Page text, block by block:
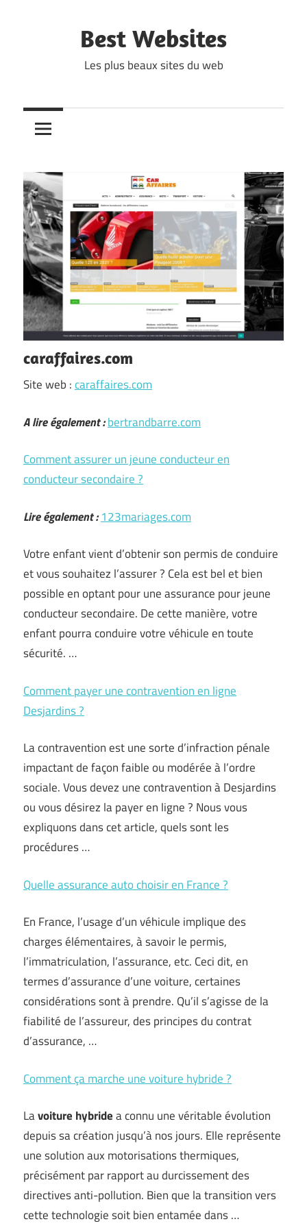
Best Websites
Les plus beaux sites du web
caraffaires.com
Site web :caraffaires.com
A lire également :bertrandbarre.com
Comment assurer un jeune conducteur en
conducteur secondaire ?
Lire également : 123mariages.com
Votre enfant vient d’obtenir son permis de conduire
et vous souhaitez l’assurer ? Cela est bel et bien
possible en optant pour une assurance pour jeune
conducteur secondaire. De cette manière, votre
enfant pourra conduire votre véhicule en toute
sécurité. …
Comment payer une contravention en ligne
Desjardins ?
La contravention est une sorte d’infraction pénale
impactant de façon faible ou modérée à l’ordre
sociale. Vous devez une contravention à Desjardins
ou vous désirez la payer en ligne ? Nous vous
expliquons dans cet article, quels sont les
procédures …
Quelle assurance auto choisir en France ?
En France, l’usage d’un véhicule implique des
charges élémentaires, à savoir le permis,
l’immatriculation, l’assurance, etc. Ceci dit, en
termes d’assurance d’une voiture, certaines
considérations sont à prendre. Qu’il s’agisse de la
fiabilité de l’assureur, des principes du contrat
d’assurance, …
Comment ça marche une voiture hybride ?
Lavoiture hybridea connu une véritable évolution
depuis sa création jusqu’à nos jours. Elle représente
une solution aux motorisations thermiques,
précisément par rapport au durcissement des
directives anti-pollution. Bien que la transition vers
cette technologie soit bien entamée dans …